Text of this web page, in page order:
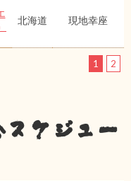
北海道 現地幸座
1 2
スケジュー